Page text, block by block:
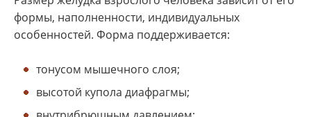
формы, наполненности, индивидуальных
особенностей. Форма поддерживается:
тонусом мышечного слоя;
высотой купола диафрагмы;